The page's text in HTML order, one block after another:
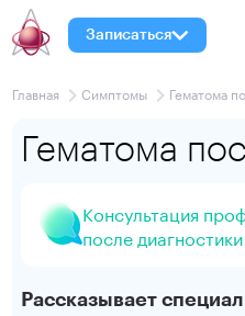
Записаться
Главная Симптомы Гематома
Гематома
Консультация
после диагностики
Рассказывает